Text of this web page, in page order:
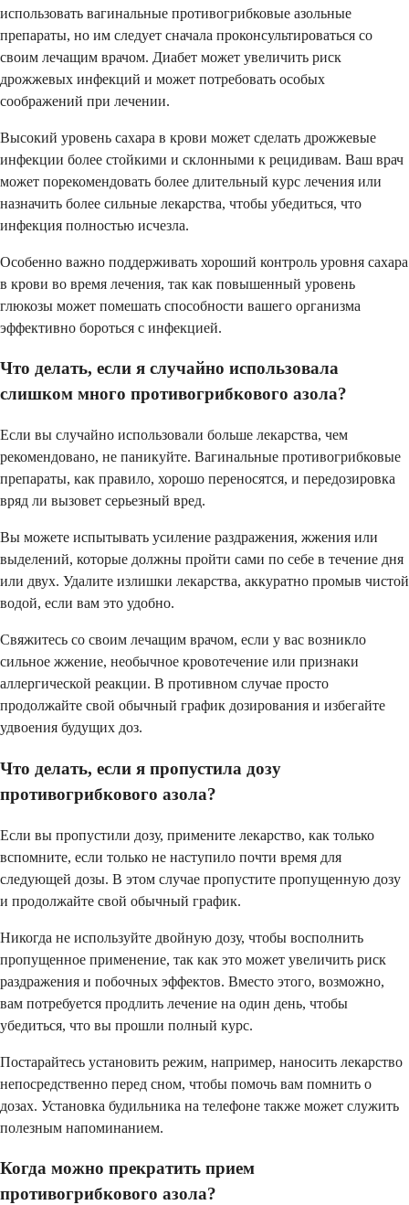
использовать вагинальные противогрибковые азольные
препараты, но им следует сначала проконсультироваться со
своим лечащим врачом. Диабет может увеличить риск
дрожжевых инфекций и может потребовать особых
соображений при лечении.
Высокий уровень сахара в крови может сделать дрожжевые
инфекции более стойкими и склонными к рецидивам. Ваш врач
может порекомендовать более длительный курс лечения или
назначить более сильные лекарства, чтобы убедиться, что
инфекция полностью исчезла.
Особенно важно поддерживать хороший контроль уровня сахара
в крови во время лечения, так как повышенный уровень
глюкозы может помешать способности вашего организма
эффективно бороться с инфекцией.
Что делать, если я случайно использовала
слишком много противогрибкового азола?
Если вы случайно использовали больше лекарства, чем
рекомендовано, не паникуйте. Вагинальные противогрибковые
препараты, как правило, хорошо переносятся, и передозировка
вряд ли вызовет серьезный вред.
Вы можете испытывать усиление раздражения, жжения или
выделений, которые должны пройти сами по себе в течение дня
или двух. Удалите излишки лекарства, аккуратно промыв чистой
водой, если вам это удобно.
Свяжитесь со своим лечащим врачом, если у вас возникло
сильное жжение, необычное кровотечение или признаки
аллергической реакции. В противном случае просто
продолжайте свой обычный график дозирования и избегайте
удвоения будущих доз.
Что делать, если я пропустила дозу
противогрибкового азола?
Если вы пропустили дозу, примените лекарство, как только
вспомните, если только не наступило почти время для
следующей дозы. В этом случае пропустите пропущенную дозу
и продолжайте свой обычный график.
Никогда не используйте двойную дозу, чтобы восполнить
пропущенное применение, так как это может увеличить риск
раздражения и побочных эффектов. Вместо этого, возможно,
вам потребуется продлить лечение на один день, чтобы
убедиться, что вы прошли полный курс.
Постарайтесь установить режим, например, наносить лекарство
непосредственно перед сном, чтобы помочь вам помнить о
дозах. Установка будильника на телефоне также может служить
полезным напоминанием.
Когда можно прекратить прием
противогрибкового азола?